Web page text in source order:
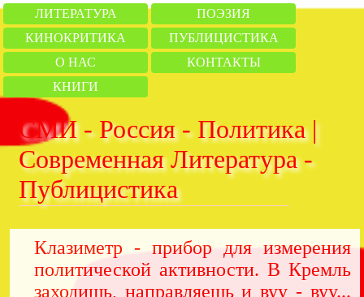
ЛИТЕРАТУРА
ПОЭЗИЯ
КИНОКРИТИКА
ПУБЛИЦИСТИКА
О НАС
КОНТАКТЫ
КНИГИ
СМИ - Россия - Политика |
Современная Литература -
Публицистика
Клазиметр - прибор для измерения
политической активности. В Кремль
заходишь, направляешь и вуу - вуу...